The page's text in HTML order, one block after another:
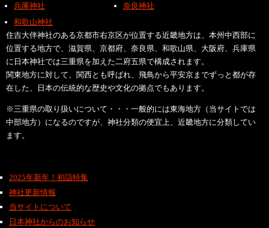
兵庫神社
奈良神社
和歌山神社
住吉大伴神社のある京都市右京区が位置する近畿地方は、本州中西部に
位置する地方で、滋賀県、京都府、奈良県、和歌山県、大阪府、兵庫県
に日本神社では三重県を加えた二府五県で構成されます。
関東地方に対して、関西とも呼ばれ、飛鳥から平安京までずっと都が存
在した、日本の伝統的な歴史や文化の拠点でもあります。
※三重県の取り扱いについて・・・一般的には東海地方（当サイトでは
中部地方）になるのですが、神社分類の便宜上、近畿地方に分類してい
ます。
2025年新年！初詣特集
神社更新情報
当サイトについて
日本神社からのお知らせ